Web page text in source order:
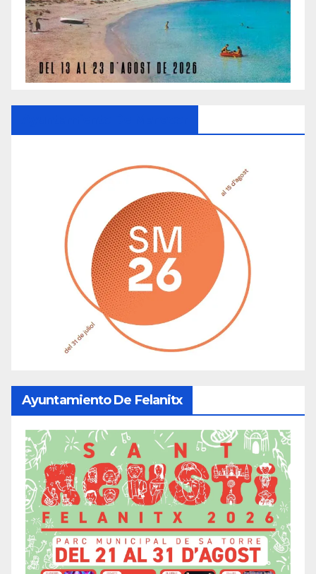
Ayuntamiento De Felanitx